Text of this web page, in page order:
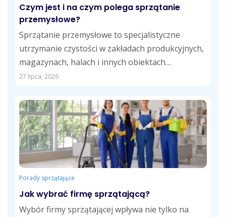
Czym jest i na czym polega sprzątanie
przemysłowe?
Sprzątanie przemysłowe to specjalistyczne
utrzymanie czystości w zakładach produkcyjnych,
magazynach, halach i innych obiektach
przemysłowych. Obejmuje usuwanie pyłów,
27 lipca, 2026
Porady sprzątające
Jak wybrać firmę sprzątającą?
Wybór firmy sprzątającej wpływa nie tylko na